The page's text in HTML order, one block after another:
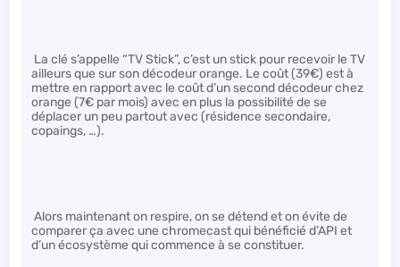
La clé s’appelle “TV Stick”, c’est un stick pour recevoir le TV
ailleurs que sur son décodeur orange. Le coût (39€) est à
mettre en rapport avec le coût d’un second décodeur chez
orange (7€ par mois) avec en plus la possibilité de se
déplacer un peu partout avec (résidence secondaire,
copaings, …).
Alors maintenant on respire, on se détend et on évite de
comparer ça avec une chromecast qui bénéficié d’API et
d’un écosystème qui commence à se constituer.